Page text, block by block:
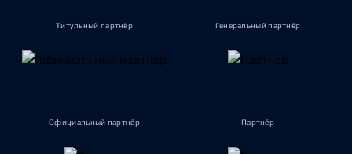
Титульный партнёр Генеральный партнёр
Официальный партнёр Партнёр